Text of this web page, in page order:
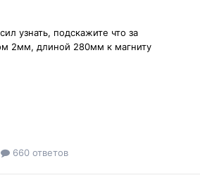
узнать, подскажите что за
2мм, длиной 280мм к магниту
660 ответов